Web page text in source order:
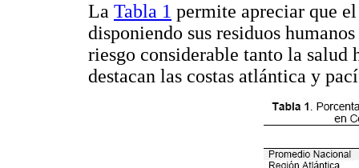
La Tabla 1 permite apreciar que
disponiendo sus residuos
riesgo considerable tanto la salud
destacan las costas atlántica y